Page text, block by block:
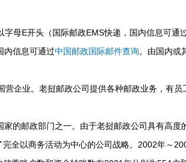
母E开头（国际邮政EMS快递，国内信息可通
内信息可通过中国邮政国际邮件查询。由国内或
企业。老挝邮政公司提供各种邮政业务，有员
的邮政部门之一。由于老挝邮政公司具有高度
全以商务活动为中心的公司战略。2002年～